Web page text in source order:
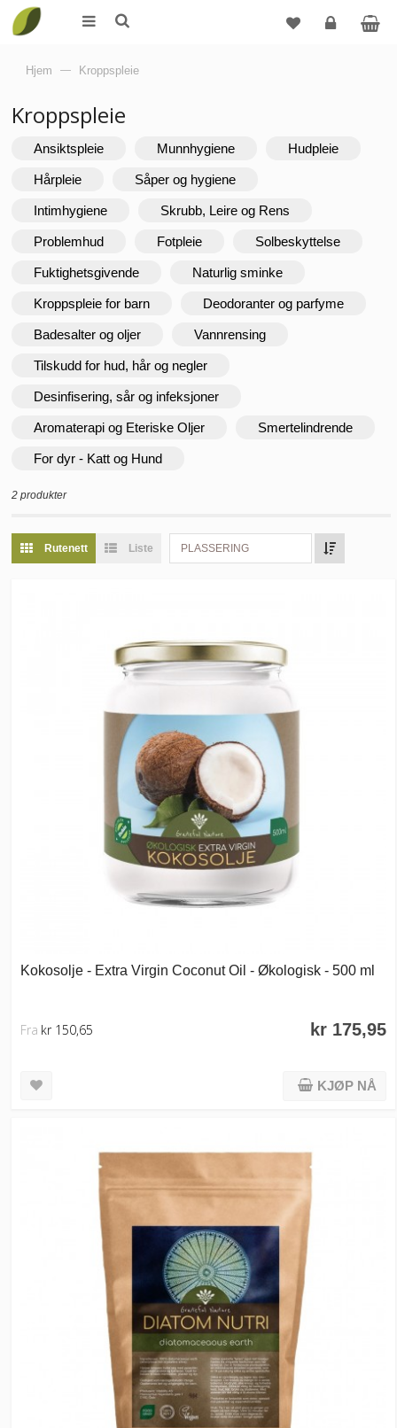
Hjem — Kroppspleie
Kroppspleie
Ansiktspleie Munnhygiene Hudpleie
Hårpleie Såper og hygiene
Intimhygiene Skrubb, Leire og Rens
Problemhud Fotpleie Solbeskyttelse
Fuktighetsgivende Naturlig sminke
Kroppspleie for barn Deodoranter og parfyme
Badesalter og oljer Vannrensing
Tilskudd for hud, hår og negler
Desinfisering, sår og infeksjoner
Aromaterapi og Eteriske Oljer Smertelindrende
For dyr - Katt og Hund
2 produkter
Rutenett Liste PLASSERING
Kokosolje - Extra Virgin Coconut Oil - Økologisk - 500 ml
kr 175,95
Fra kr 150,65
KJØP NÅ